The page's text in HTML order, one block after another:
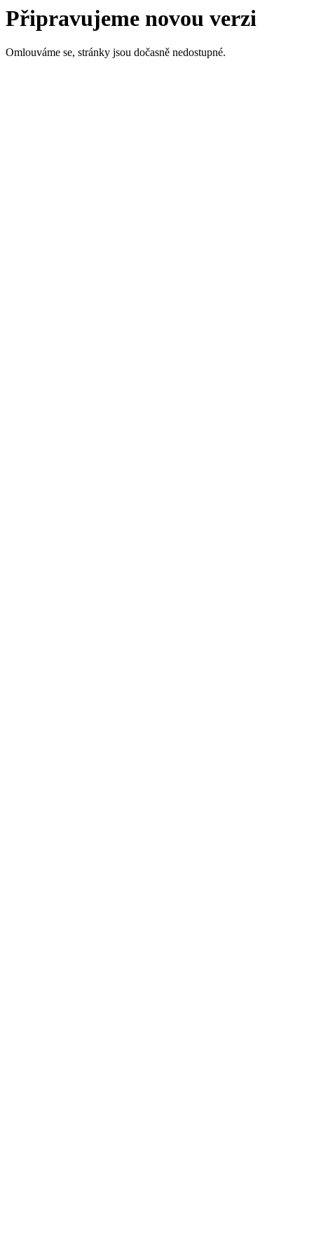
Připravujeme novou verzi
Omlouváme se, stránky jsou dočasně nedostupné.